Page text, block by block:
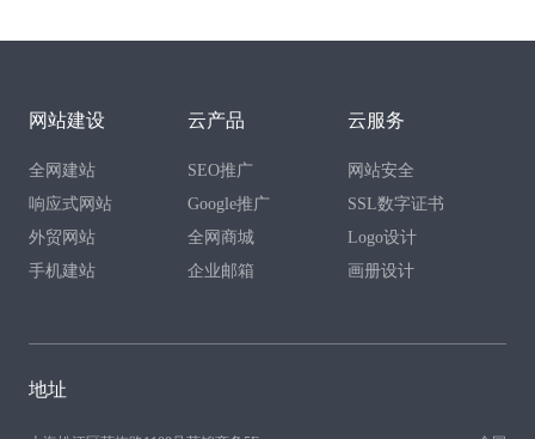
网站建设
全网建站
响应式网站
外贸网站
手机建站
云产品
SEO推广
Google推广
全网商城
企业邮箱
云服务
网站安全
SSL数字证书
Logo设计
画册设计
地址